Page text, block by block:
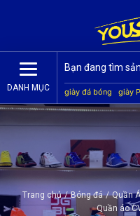
DANH MỤC giày đá bóng giày
Jogarbola
giày
Trang chủ / Bóng đá / Quần
Quần áo